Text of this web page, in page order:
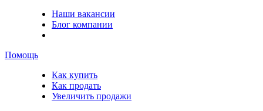
Наши вакансии
Блог компании
Помощь
Как купить
Как продать
Увеличить продажи